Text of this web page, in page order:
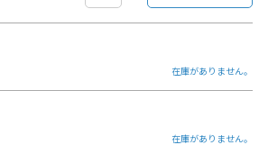
在庫がありません。
在庫がありません。